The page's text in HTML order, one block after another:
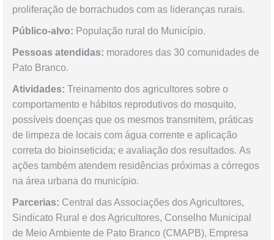
proliferação de borrachudos com as lideranças rurais.
Público-alvo: População rural do Município.
Pessoas atendidas: moradores das 30 comunidades de
Pato Branco.
Atividades: Treinamento dos agricultores sobre o
comportamento e hábitos reprodutivos do mosquito,
possíveis doenças que os mesmos transmitem, práticas
de limpeza de locais com água corrente e aplicação
correta do bioinseticida; e avaliação dos resultados. As
ações também atendem residências próximas a córregos
na área urbana do município.
Parcerias: Central das Associações dos Agricultores,
Sindicato Rural e dos Agricultores, Conselho Municipal
de Meio Ambiente de Pato Branco (CMAPB), Empresa